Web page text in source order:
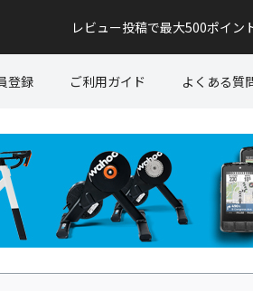
レビュー投稿で最大500ポイン
登録 ご利用ガイド よくある質